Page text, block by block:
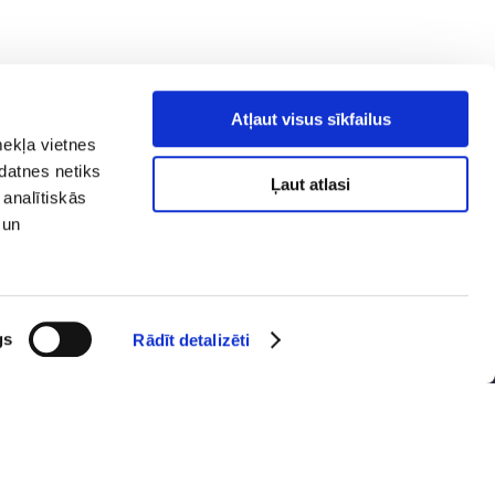
vietnes
netiks
Rādīt detalizēti
Atļaut visus sīkfailus
Ļaut atlasi
karte